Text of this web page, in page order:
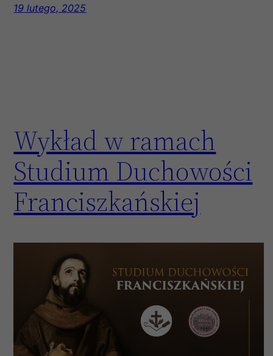
19 lutego, 2025
Wykład w ramach
Studium Duchowości
Franciszkańskiej